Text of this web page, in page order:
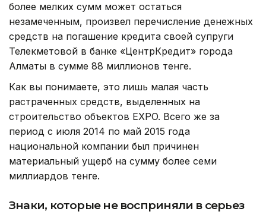
более мелких сумм может остаться
незамеченным, произвел перечисление денежных
средств на погашение кредита своей супруги
Телекметовой в банке «ЦентрКредит» города
Алматы в сумме 88 миллионов тенге.
Как вы понимаете, это лишь малая часть
растраченных средств, выделенных на
строительство объектов EXPO. Всего же за
период с июля 2014 по май 2015 года
национальной компании был причинен
материальный ущерб на сумму более семи
миллиардов тенге.
Знаки, которые не восприняли в серьез